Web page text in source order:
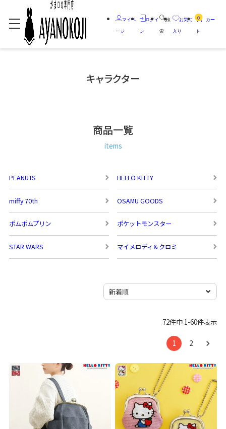
マイペ
ージ
ログイ
ン
検
索
お気に
入り
0 カー
ト
キャラクター
商品一覧
items
PEANUTS HELLO KITTY
miffy 70th OSAMU GOODS
ポムポムプリン ポケットモンスター
STAR WARS マイメロディ＆クロミ
72件中 1-60件表示
1 2